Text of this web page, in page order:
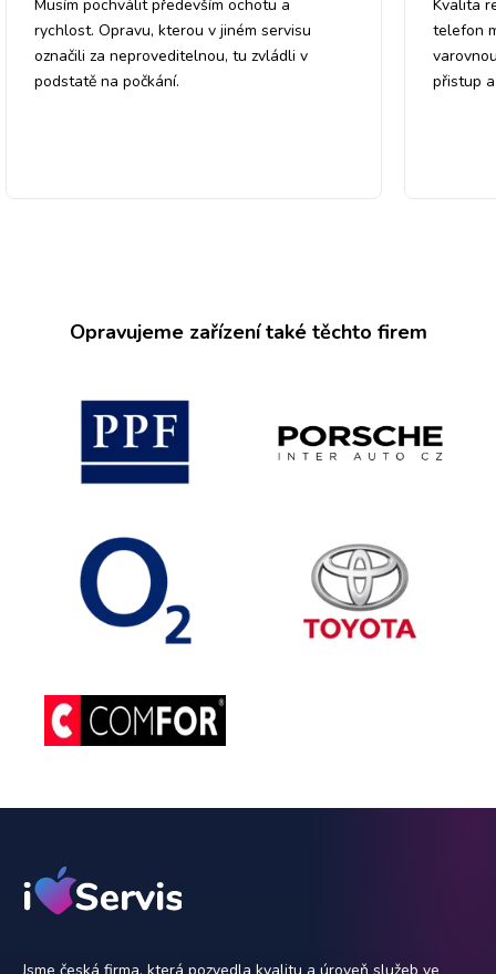
Musím pochválit především ochotu a
rychlost. Opravu, kterou v jiném servisu
označili za neproveditelnou, tu zvládli v
podstatě na počkání.
Kvalita
telefon
přistup
Opravujeme zařízení také těchto firem